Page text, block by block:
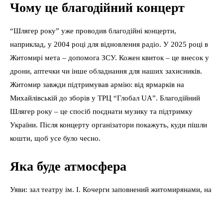
Чому це благодійний концерт
“Шлягер року” уже проводив благодійні концерти,
наприклад, у 2004 році для відновлення радіо. У 2025 році в
Житомирі мета – допомога ЗСУ. Кожен квиток – це внесок у
дрони, аптечки чи інше обладнання для наших захисників.
Житомир завжди підтримував армію: від ярмарків на
Михайлівській до зборів у ТРЦ “Глобал UA”. Благодійний
Шлягер року – це спосіб поєднати музику та підтримку
України. Після концерту організатори покажуть, куди пішли
кошти, щоб усе було чесно.
Яка буде атмосфера
Уяви: зал театру ім. І. Кочерги заповнений житомирянами, на